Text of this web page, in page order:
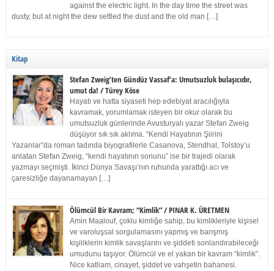
against the electric light. In the day time the street was
dusty, but at night the dew settled the dust and the old man […]
Kitap
Stefan Zweig’ten Gündüz Vassaf’a: Umutsuzluk bulaşıcıdır,
umut da! / Türey Köse
Hayatı ve hatta siyaseti hep edebiyat aracılığıyla
kavramak, yorumlamak isteyen bir okur olarak bu
umutsuzluk günlerinde Avusturyalı yazar Stefan Zweig
düşüyor sık sık aklıma. “Kendi Hayatının Şiirini
Yazanlar”da roman tadında biyografilerle Casanova, Stendhal, Tolstoy’u
anlatan Stefan Zweig, “kendi hayatının sonunu” ise bir trajedi olarak
yazmayı seçmişti. İkinci Dünya Savaşı’nın ruhunda yarattığı acı ve
çaresizliğe dayanamayan […]
Ölümcül Bir Kavram; “Kimlik” / PINAR K. ÜRETMEN
Amin Maalouf, çoklu kimliğe sahip, bu kimlikleriyle kişisel
ve varoluşsal sorgulamasını yapmış ve barışmış
kişiliklerin kimlik savaşlarını ve şiddeti sonlandırabileceği
umudunu taşıyor. Ölümcül ve el yakan bir kavram “kimlik”.
Nice katliam, cinayet, şiddet ve vahşetin bahanesi.